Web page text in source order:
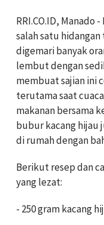
RRI.CO.ID, Manado
salah satu
digemari banyak
lembut dengan
membuat sajian ini
terutama saat
makanan bersama
bubur kacang hijau
di rumah dengan
Berikut resep dan
yang lezat:
- 250 gram kacang